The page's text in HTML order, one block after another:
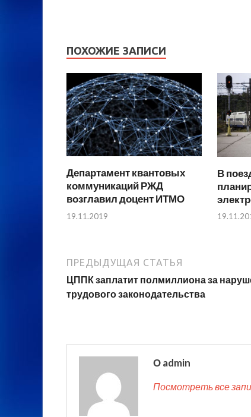
ПОХОЖИЕ ЗАПИСИ
Департамент квантовых
коммуникаций РЖД
возглавил доцент ИТМО
19.11.2019
В
ПРЕДЫДУЩАЯ СТАТЬЯ
ЦППК заплатит полмиллиона за
трудового законодательства
О admin
Посмотреть все